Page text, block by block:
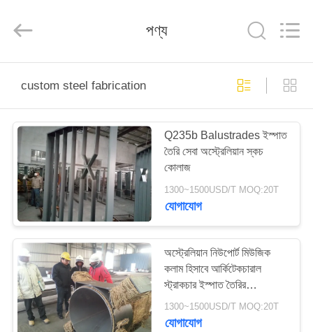
পণ্য
ভিডিও
ভিআর
শো
আমাদের
সম্পর্কে
Reserved.
পণ্য
custom steel fabrication
Q235b Balustrades ইস্পাত
তৈরি সেবা অস্ট্রেলিয়ান স্কচ
কোলাজ
1300~1500USD/T MOQ:20T
যোগাযোগ
অস্ট্রেলিয়ান নিউপোর্ট মিউজিক
কলাম হিসাবে আর্কিটেকচারাল
স্ট্রাকচার ইস্পাত তৈরির
পরিষেবাগুলি
1300~1500USD/T MOQ:20T
যোগাযোগ